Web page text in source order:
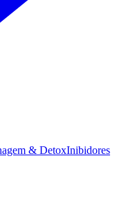
& DetoxInibidores